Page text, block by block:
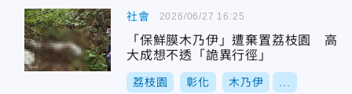
社會
「保鮮膜木乃伊」遭棄置荔枝園 高
大成想不透「詭異行徑」
荔枝園 彰化 木乃伊
2026/06/27 16:25